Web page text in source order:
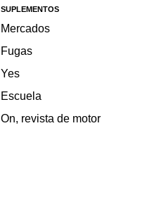
SUPLEMENTOS
Mercados
Fugas
Yes
Escuela
On, revista de motor